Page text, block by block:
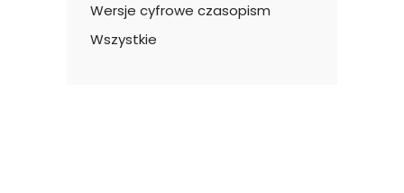
Wersje cyfrowe czasopism
Wszystkie